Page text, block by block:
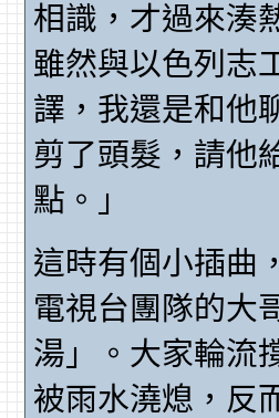
相識，才過來湊
雖然與以色列志
譯，我還是和他
剪了頭髮，請他
點。」
這時有個小插曲
電視台團隊的大
湯」。大家輪流
被雨水澆熄，反